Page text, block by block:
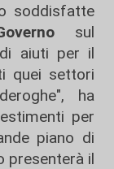
soddisfatte
sul
aiuti per il
quei settori
ha
per
piano di
presenterà il